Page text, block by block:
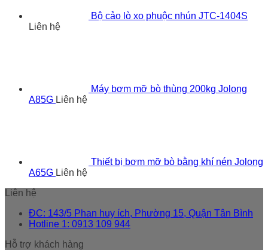
Bộ cảo lò xo phuộc nhún JTC-1404S
Liên hệ
Máy bơm mỡ bò thùng 200kg Jolong
A85G Liên hệ
Thiết bị bơm mỡ bò bằng khí nén Jolong
A65G Liên hệ
Liên hệ
ĐC: 143/5 Phan huy ích, Phường 15, Quận Tân Bình
Hotline 1: 0913 109 944
Hỗ trợ khách hàng